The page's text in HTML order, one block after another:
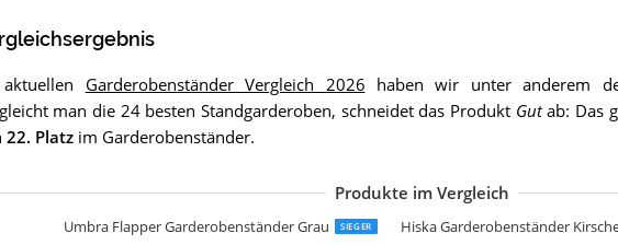
Garderobenständer Vergleich 2026 haben wir unter anderem
man die 24 besten Standgarderoben, schneidet das Produkt Gutab: Das
22. Platzim Garderobenständer.
Produkte im Vergleich
Umbra Flapper Garderobenständer Grau SIEGER Hiska Garderobenständer
Kare 83601
SAM Garderobe Hakon aus
SAM Garderobe Zalacca aus
SAM Kleiderständer Tyke aus
LioLiving Garderobenständer
anaan '9' Design
Haku Möbel
Haku-Möbel
Haku-Möbel Haku Möbel
HAKU Möbel
HAKU Möbel
balvi Shiitake Wood
Jan Kurtz 494300
Jan Kurtz 494301
WEII Garderobe Massivholz
Paperflow Moderner
Jan Kurtz 494303
Jan Kurtz London
Jan Kurtz Tree Kleiderständer